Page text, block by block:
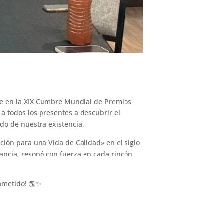
la XIX Cumbre Mundial de Premios
todos los presentes a descubrir el
de nuestra existencia.
para una Vida de Calidad» en el siglo
resonó con fuerza en cada rincón
🌎✨